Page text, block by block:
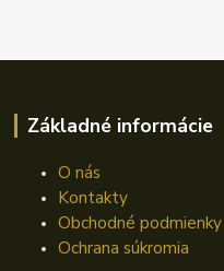
Základné informácie
O nás
Kontakty
Obchodné podmienky
Ochrana súkromia